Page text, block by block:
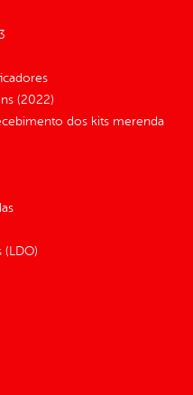
(2022)
dos kits merenda
(LDO)